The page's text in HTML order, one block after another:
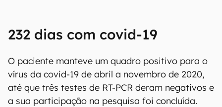
232 dias com covid-19
O paciente manteve um quadro positivo para o
vírus da covid-19 de abril a novembro de 2020,
até que três testes de RT-PCR deram negativos e
a sua participação na pesquisa foi concluída.